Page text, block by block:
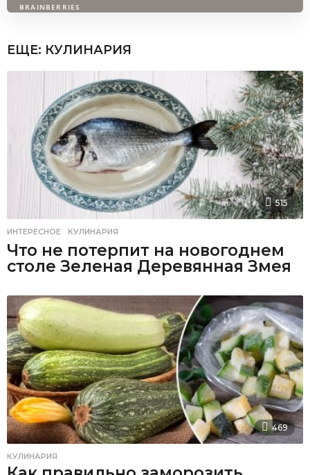
ЕЩЕ: КУЛИНАРИЯ
515
ИНТЕРЕСНОЕ ,КУЛИНАРИЯ
Что не потерпит на новогоднем
столе Зеленая Деревянная Змея
469
КУЛИНАРИЯ